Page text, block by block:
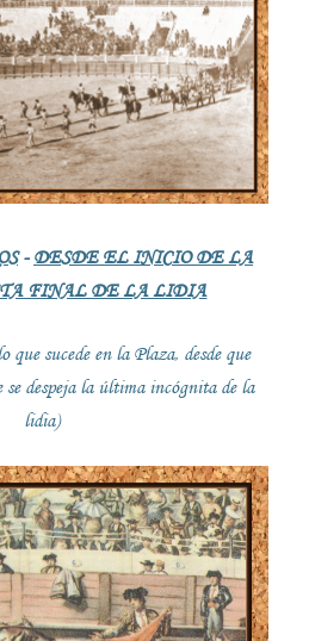
- DESDE EL INICIO DE LA
FINAL DE LA LIDIA
que sucede en la Plaza, desde que
se despeja la última incógnita de la
lidia)